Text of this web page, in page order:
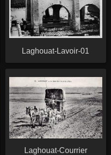
Laghouat-Lavoir-01
Laghouat-Courrier